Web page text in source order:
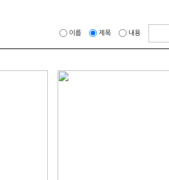
이름 제목 내용